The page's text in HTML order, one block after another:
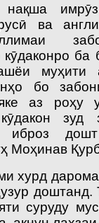
ва
ба
муҳити
бо
аз роҳу
зуд
иброз
Моҳинав
хурд
суруду